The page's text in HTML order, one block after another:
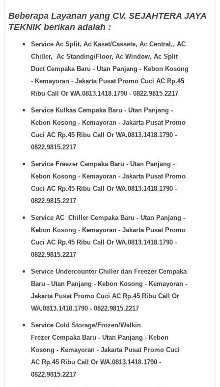
Beberapa Layanan yang CV. SEJAHTERA JAYA
TEKNIK berikan adalah :
Service Ac Split, Ac Kaset/Cassete, Ac Central,, AC
Chiller, Ac Standing/Floor, Ac Window, Ac Split
Duct Cempaka Baru - Utan Panjang - Kebon Kosong
- Kemayoran - Jakarta Pusat Promo Cuci AC Rp.45
Ribu Call Or WA.0813.1418.1790 - 0822.9815.2217
Service Kulkas Cempaka Baru - Utan Panjang -
Kebon Kosong - Kemayoran - Jakarta Pusat Promo
Cuci AC Rp.45 Ribu Call Or WA.0813.1418.1790 -
0822.9815.2217
Service Freezer Cempaka Baru - Utan Panjang -
Kebon Kosong - Kemayoran - Jakarta Pusat Promo
Cuci AC Rp.45 Ribu Call Or WA.0813.1418.1790 -
0822.9815.2217
Service AC Chiller Cempaka Baru - Utan Panjang -
Kebon Kosong - Kemayoran - Jakarta Pusat Promo
Cuci AC Rp.45 Ribu Call Or WA.0813.1418.1790 -
0822.9815.2217
Service Undercounter Chiller dan Freezer Cempaka
Baru - Utan Panjang - Kebon Kosong - Kemayoran -
Jakarta Pusat Promo Cuci AC Rp.45 Ribu Call Or
WA.0813.1418.1790 - 0822.9815.2217
Service Cold Storage/Frozen/Walkin
Frezer Cempaka Baru - Utan Panjang - Kebon
Kosong - Kemayoran - Jakarta Pusat Promo Cuci
AC Rp.45 Ribu Call Or WA.0813.1418.1790 -
0822.9815.2217